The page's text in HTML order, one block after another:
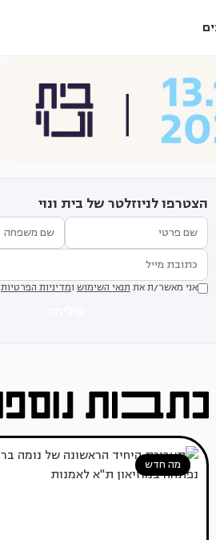
הצטרפו לניוזלטר של בית ונוי
אני מאשר/ת את תנאי השימוש ומדיניות הפרטיות
מה חדש